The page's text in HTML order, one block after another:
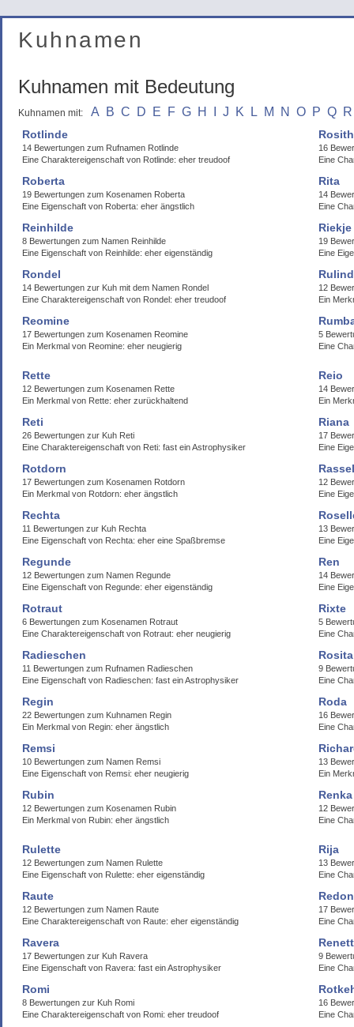
Kuhnamen
Kuhnamen mit Bedeutung
Kuhnamen mit: A B C D E F G H J K L M N O P Q R
Rotlinde
14 Bewertungen zum Rufnamen Rotlinde
Eine Charaktereigenschaft von Rotlinde: eher treudoof
16
Eine
Roberta
19 Bewertungen zum Kosenamen Roberta
Eine Eigenschaft von Roberta: eher ängstlich
Rita
14
Eine
Reinhilde
8 Bewertungen zum Namen Reinhilde
Eine Eigenschaft von Reinhilde: eher eigenständig
Riekje
19
Eine
Rondel
14 Bewertungen zur Kuh mit dem Namen Rondel
Eine Charaktereigenschaft von Rondel: eher treudoof
12
Ein
Reomine
17 Bewertungen zum Kosenamen Reomine
Ein Merkmal von Reomine: eher neugierig
5
Eine
Rette
12 Bewertungen zum Kosenamen Rette
Ein Merkmal von Rette: eher zurückhaltend
Reio
14
Ein
Reti
26 Bewertungen zur Kuh Reti
Eine Charaktereigenschaft von Reti: fast ein Astrophysiker
Riana
17
Eine
Rotdorn
17 Bewertungen zum Kosenamen Rotdorn
Ein Merkmal von Rotdorn: eher ängstlich
Rassel
12
Eine
Rechta
11 Bewertungen zur Kuh Rechta
Eine Eigenschaft von Rechta: eher eine Spaßbremse
13
Eine
Regunde
12 Bewertungen zum Namen Regunde
Eine Eigenschaft von Regunde: eher eigenständig
Ren
14
Eine
Rotraut
6 Bewertungen zum Kosenamen Rotraut
Eine Charaktereigenschaft von Rotraut: eher neugierig
Rixte
5
Eine
Radieschen
11 Bewertungen zum Rufnamen Radieschen
Eine Eigenschaft von Radieschen: fast ein Astrophysiker
Rosita
9
Eine
Regin
22 Bewertungen zum Kuhnamen Regin
Ein Merkmal von Regin: eher ängstlich
Roda
16
Eine
Remsi
10 Bewertungen zum Namen Remsi
Eine Eigenschaft von Remsi: eher neugierig
13
Ein
Rubin
12 Bewertungen zum Kosenamen Rubin
Ein Merkmal von Rubin: eher ängstlich
Renka
12
Eine
Rulette
12 Bewertungen zum Namen Rulette
Eine Eigenschaft von Rulette: eher eigenständig
Rija
13
Eine
Raute
12 Bewertungen zum Namen Raute
Eine Charaktereigenschaft von Raute: eher eigenständig
17
Eine
Ravera
17 Bewertungen zur Kuh Ravera
Eine Eigenschaft von Ravera: fast ein Astrophysiker
Renett
9
Eine
Romi
8 Bewertungen zur Kuh Romi
Eine Charaktereigenschaft von Romi: eher treudoof
16
Eine